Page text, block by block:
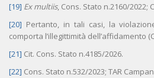
[19] Ex multiis, Cons. Stato n.2160/2022;
[20] Pertanto, in tali casi, la
comporta l’illegittimità dell’affidamento
[21] Cit. Cons. Stato n.4185/2026.
[22] Cons. Stato n.532/2023; TAR